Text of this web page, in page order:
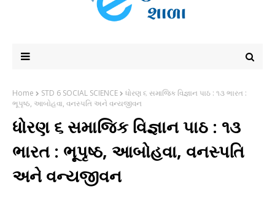
Home STD 6 SOCIAL SCIENCE
ધોરણ ૬ સમાજિક વિજ્ઞાન પાઠ : ૧૩ ભારત :
ભૂપૃષ્ઠ, આબોહવા, વનસ્પતિ અને વન્યજીવન
ધોરણ ૬ સમાજિક વિજ્ઞાન પાઠ : ૧૩
ભારત : ભૂપૃષ્ઠ, આબોહવા, વનસ્પતિ
અને વન્યજીવન